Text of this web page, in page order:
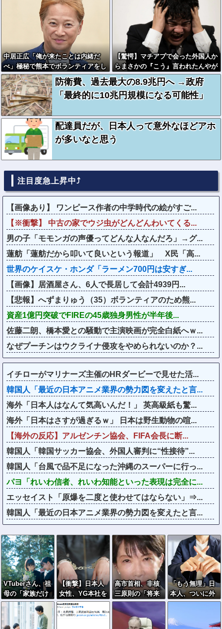
中居正広「俺が来たことは内緒だ
べ」極秘で熊本でボランティアをし
ていた・・・
【驚愕】マチアプで会った外国人か
らまさかの『こう』言われたんやが
これワイ詰みか？？？？？？？
防衛費、過去最大の8.9兆円へ →政府
「最終的に10兆円規模になる可能性」
配達員だが、日本人って意外なほどアホ
が多いなと思う
注目度急上昇中⤴
【画像あり】 ワンピース作者の中学時代の絵がすご...
【※衝撃】 中古の家でウジ虫がどんどんわいてくる...
男の子「モモンガの声優ってどんな人なんだろ」→グ...
蓮舫「蓮舫だから叩いて良いという報道」 X民「高...
世界のケイスケ・ホンダ「ラーメン700円は安すぎ...
【画像】居酒屋さん、6人で長居して会計4939円...
【悲報】へずまりゅう（35）ボランティアのため熊...
資産1億円突破でFIREの45歳独身男性が半年後...
佐藤二朗、橋本愛との騒動で主演映画が完全白紙へｗ...
なぜプーチンはウクライナ侵攻をやめられないのか？...
イチローがマリナーズ主催のHRダービーで見せた活...
韓国人「最近の日本アニメ業界の勢力図を変えたと言...
海外「日本人はなんて気高いんだ！」 英高級紙も驚...
海外「日本はさすが過ぎるｗ」 日本は野生動物の喧...
【海外の反応】アルゼンチン協会、FIFA会長に断...
韓国人「韓国サッカー協会、外国人審判に“性接待”...
韓国人「台風で品不足になった沖縄のスーパーに行っ...
パヨ「れいわ信者、れいわ知能といった表現は完全に...
エッセイスト「原爆を二度と使わせてはならない」⇒...
韓国人「最近の日本アニメ業界の勢力図を変えたと言...
VTuberさん、祖
母の「家族だけ
の一日葬」をし
た結果ｗｗｗｗ
ｗｗｗ
【衝撃】日本人
女性、YG本社を
ゴルフクラブで
ボコボコにして
高市首相、非核
三原則の「将来
的な堅持」明言
せず…米国の核
抑止力「縛って
「もう無理」日
本人、ついに外
国人受け入れ拒